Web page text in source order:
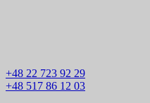
+48 22 723 92 29
+48 517 86 12 03